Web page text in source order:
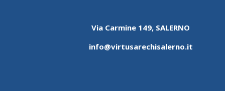
Via Carmine 149, SALERNO
info@virtusarechisalerno.it